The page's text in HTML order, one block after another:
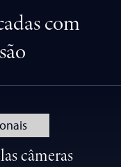
com
câmeras